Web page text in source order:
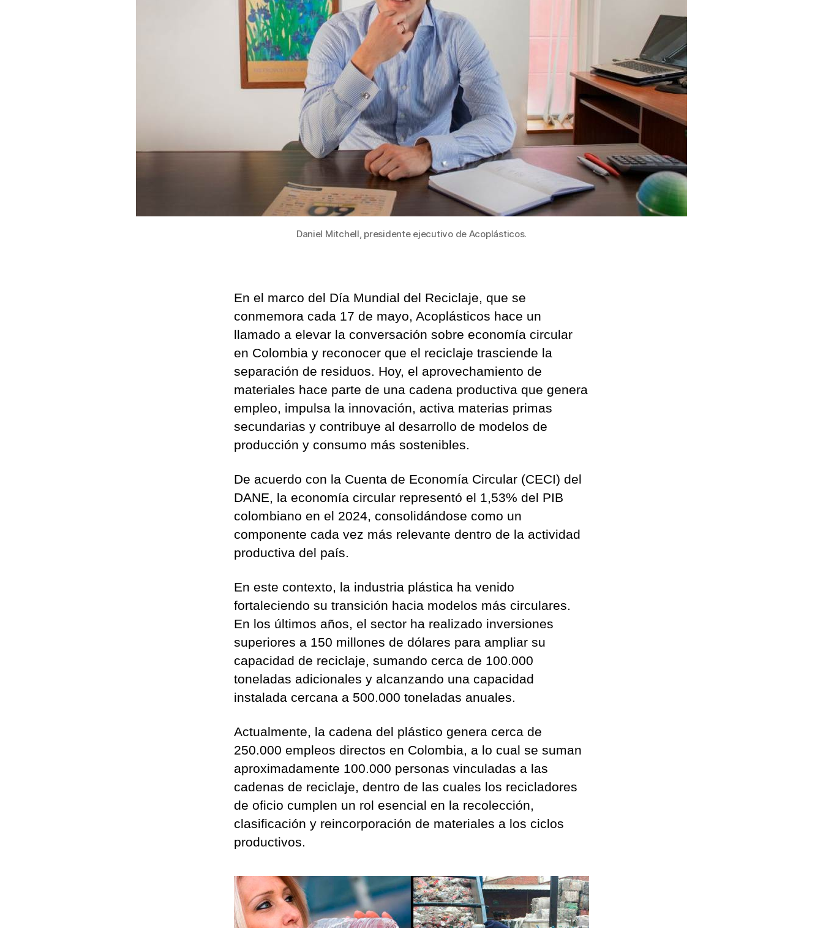
Daniel Mitchell, presidente ejecutivo de Acoplásticos.
En el marco del Día Mundial del Reciclaje, que se
conmemora cada 17 de mayo, Acoplásticos hace un
llamado a elevar la conversación sobre economía circular
en Colombia y reconocer que el reciclaje trasciende la
separación de residuos. Hoy, el aprovechamiento de
materiales hace parte de una cadena productiva que genera
empleo, impulsa la innovación, activa materias primas
secundarias y contribuye al desarrollo de modelos de
producción y consumo más sostenibles.
De acuerdo con la Cuenta de Economía Circular (CECI) del
DANE, la economía circular representó el 1,53% del PIB
colombiano en el 2024, consolidándose como un
componente cada vez más relevante dentro de la actividad
productiva del país.
En este contexto, la industria plástica ha venido
fortaleciendo su transición hacia modelos más circulares.
En los últimos años, el sector ha realizado inversiones
superiores a 150 millones de dólares para ampliar su
capacidad de reciclaje, sumando cerca de 100.000
toneladas adicionales y alcanzando una capacidad
instalada cercana a 500.000 toneladas anuales.
Actualmente, la cadena del plástico genera cerca de
250.000 empleos directos en Colombia, a lo cual se suman
aproximadamente 100.000 personas vinculadas a las
cadenas de reciclaje, dentro de las cuales los recicladores
de oficio cumplen un rol esencial en la recolección,
clasificación y reincorporación de materiales a los ciclos
productivos.